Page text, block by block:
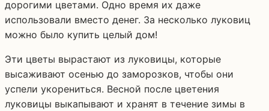
дорогими цветами. Одно время их даже
использовали вместо денег. За несколько луковиц
можно было купить целый дом!
Эти цветы вырастают из луковицы, которые
высаживают осенью до заморозков, чтобы они
успели укорениться. Весной после цветения
луковицы выкапывают и хранят в течение зимы в